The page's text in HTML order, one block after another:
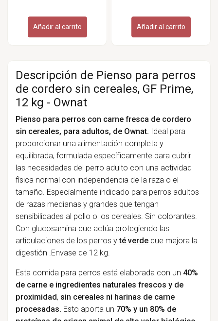
Añadir al carrito Añadir al carrito
Descripción de Pienso para perros
de cordero sin cereales, GF Prime,
12 kg - Ownat
Pienso para perros con carne fresca de cordero
sin cereales, para adultos, de Ownat. Ideal para
proporcionar una alimentación completa y
equilibrada, formulada específicamente para cubrir
las necesidades del perro adulto con una actividad
física normal con independencia de la raza o el
tamaño. Especialmente indicado para perros adultos
de razas medianas y grandes que tengan
sensibilidades al pollo o los cereales. Sin colorantes.
Con glucosamina que actúa protegiendo las
articulaciones de los perros yté verdeque mejora la
digestión .Envase de 12 kg.
Esta comida para perros está elaborada con un 40%
de carne e ingredientes naturales frescos y de
proximidad, sin cereales ni harinas de carne
procesadas. Esto aporta un 70% y un 80% de